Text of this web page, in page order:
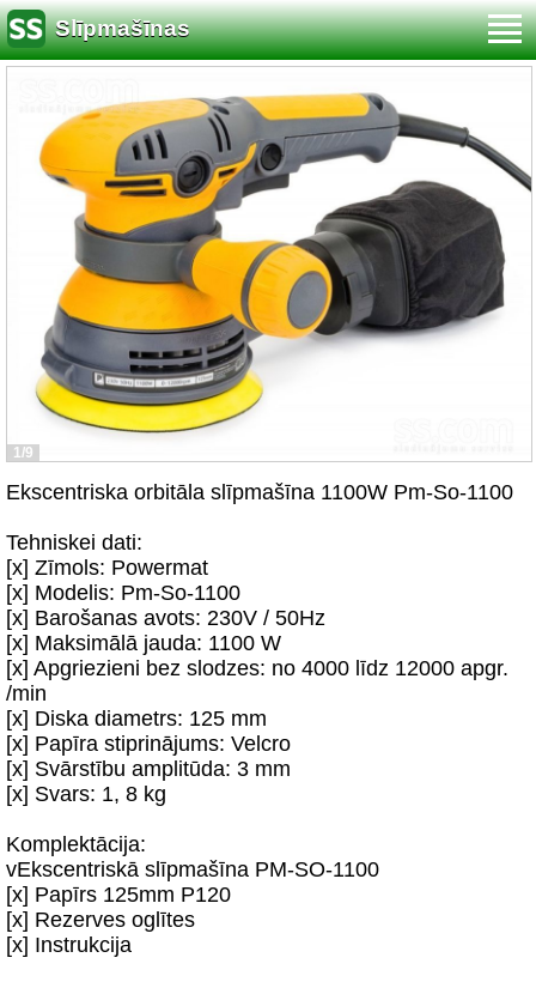
Slīpmašīnas
1/9
Ekscentriska orbitāla slīpmašīna 1100W Pm-So-1100
Tehniskei dati:
[x] Zīmols: Powermat
[x] Modelis: Pm-So-1100
[x] Barošanas avots: 230V / 50Hz
[x] Maksimālā jauda: 1100 W
[x] Apgriezieni bez slodzes: no 4000 līdz 12000 apgr.
/min
[x] Diska diametrs: 125 mm
[x] Papīra stiprinājums: Velcro
[x] Svārstību amplitūda: 3 mm
[x] Svars: 1, 8 kg
Komplektācija:
vEkscentriskā slīpmašīna PM-SO-1100
[x] Papīrs 125mm P120
[x] Rezerves oglītes
[x] Instrukcija